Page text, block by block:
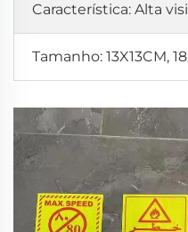
Característica: Alta
Tamanho: 13X13CM,